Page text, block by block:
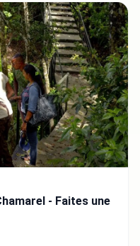
- Faites une